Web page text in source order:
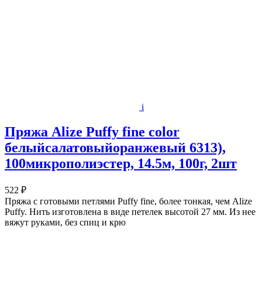
i
Пряжа Alize Puffy fine color
белыйсалатовыйоранжевый 6313),
100микрополиэстер, 14.5м, 100г, 2шт
522 ₽
Пряжа с готовыми петлями Puffy fine, более тонкая, чем Alize
Puffy. Нить изготовлена в виде петелек высотой 27 мм. Из нее
вяжут руками, без спиц и крю